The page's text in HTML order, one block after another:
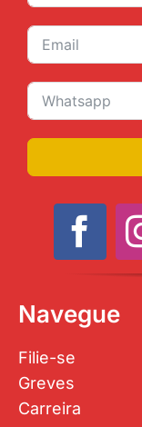
Navegue
Filie-se
Greves
Carreira